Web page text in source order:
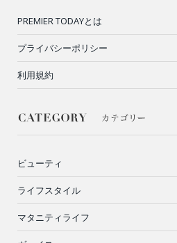
PREMIER TODAYとは
プライバシーポリシー
利用規約
ビューティ
ライフスタイル
マタニティライフ